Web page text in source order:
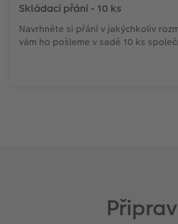
Skládací přání - 10 ks
Navrhněte si přání v jakýchkoliv
vám ho pošleme v sadě 10 ks